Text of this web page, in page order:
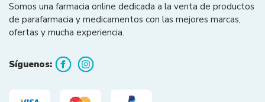
Somos una farmacia online dedicada a la venta de productos
de parafarmacia y medicamentos con las mejores marcas,
ofertas y mucha experiencia.
Síguenos: